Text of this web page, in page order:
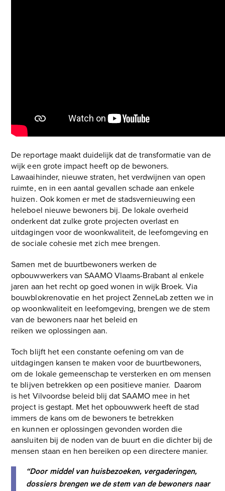
De reportage maakt duidelijk dat de transformatie van de
wijk een grote impact heeft op de bewoners.
Lawaaihinder, nieuwe straten, het verdwijnen van open
ruimte, en in een aantal gevallen schade aan enkele
huizen. Ook komen er met de stadsvernieuwing een
heleboel nieuwe bewoners bij. De lokale overheid
onderkent dat zulke grote projecten overlast en
uitdagingen voor de woonkwaliteit, de leefomgeving en
de sociale cohesie met zich mee brengen.
Samen met de buurtbewoners werken de
opbouwwerkers van SAAMO Vlaams-Brabant al enkele
jaren aan het recht op goed wonen in wijk Broek. Via
bouwblokrenovatie en het project ZenneLab zetten we in
op woonkwaliteit en leefomgeving, brengen we de stem
van de bewoners naar het beleid en
reiken we oplossingen aan.
Toch blijft het een constante oefening om van de
uitdagingen kansen te maken voor de buurtbewoners,
om de lokale gemeenschap te versterken en om mensen
te blijven betrekken op een positieve manier. Daarom
is het Vilvoordse beleid blij dat SAAMO mee in het
project is gestapt. Met het opbouwwerk heeft de stad
immers de kans om de bewoners te betrekken
en kunnen er oplossingen gevonden worden die
aansluiten bij de noden van de buurt en die dichter bij de
mensen staan en hen bereiken op een directere manier.
“Door middel van huisbezoeken, vergaderingen,
dossiers brengen we de stem van de bewoners naar